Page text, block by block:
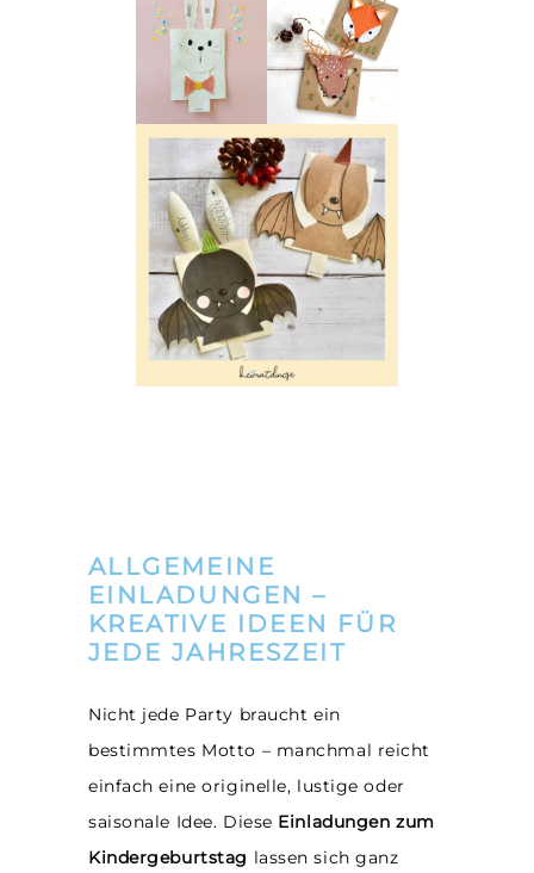
ALLGEMEINE
EINLADUNGEN –
KREATIVE IDEEN FÜR
JEDE JAHRESZEIT
Nicht jede Party braucht ein
bestimmtes Motto – manchmal reicht
einfach eine originelle, lustige oder
saisonale Idee. Diese Einladungen zum
Kindergeburtstag lassen sich ganz